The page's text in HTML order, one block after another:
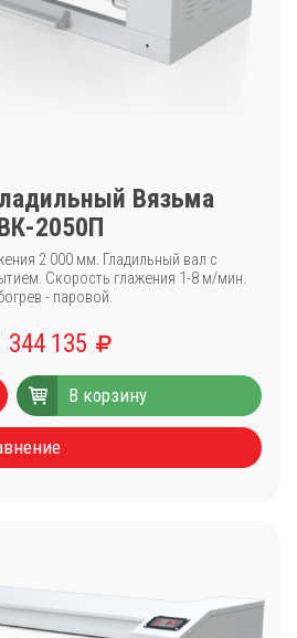
Вязьма
2050П
2 000 мм. Гладильный вал с
Скорость глажения 1-8 м/мин.
- паровой.
344 135
В корзину